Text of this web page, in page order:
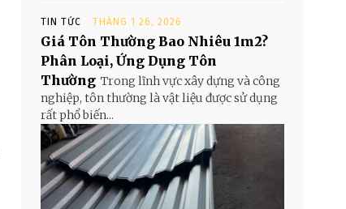
TIN TỨC THÁNG 1 26, 2026
Giá Tôn Thường Bao Nhiêu 1m2?
Phân Loại, Ứng Dụng Tôn
Thường Trong lĩnh vực xây dựng và công
nghiệp, tôn thường là vật liệu được sử dụng
rất phổ biến...